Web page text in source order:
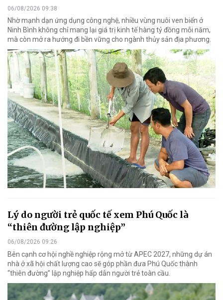
06/08/2026 09:38
Nhờ mạnh dạn ứng dụng công nghệ, nhiều vùng nuôi ven biển ở
Ninh Bình không chỉ mang lại giá trị kinh tế hàng tỷ đồng mỗi năm,
mà còn mở ra hướng đi bền vững cho ngành thủy sản địa phương.
Lý do người trẻ quốc tế xem Phú Quốc là
“thiên đường lập nghiệp”
06/08/2026 09:26
Bên cạnh cơ hội nghề nghiệp rộng mở từ APEC 2027, những dự án
nhà ở xã hội chất lượng cao sẽ góp phần đưa Phú Quốc thành
“thiên đường” lập nghiệp hấp dẫn người trẻ toàn cầu.